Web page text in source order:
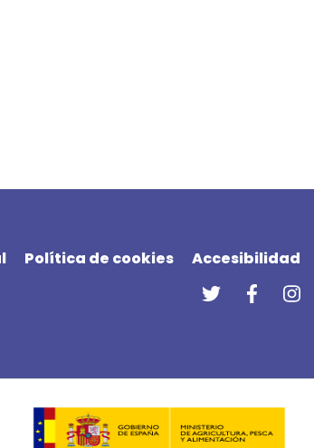
Política de cookies Accesibilidad